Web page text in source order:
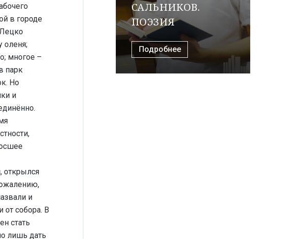
в городе
оленя;
многое –
парк
Но
и
открылся
и
от собора. В
стать
лишь дать
САЛЬНИКОВ.
ПОЭЗИЯ
Подробнее